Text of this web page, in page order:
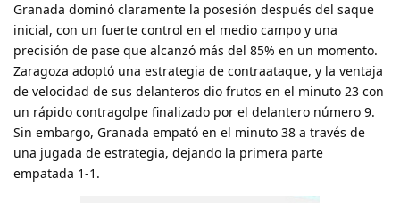
Granada dominó claramente la posesión después del saque
inicial, con un fuerte control en el medio campo y una
precisión de pase que alcanzó más del 85% en un momento.
Zaragoza adoptó una estrategia de contraataque, y la ventaja
de velocidad de sus delanteros dio frutos en el minuto 23 con
un rápido contragolpe finalizado por el delantero número 9.
Sin embargo, Granada empató en el minuto 38 a través de
una jugada de estrategia, dejando la primera parte
empatada 1-1.